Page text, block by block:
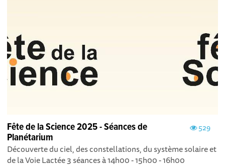
529
Fête de la Science 2025 - Séances de
Planétarium
Découverte du ciel, des constellations, du système solaire et
de la Voie Lactée 3 séances à 14h00 - 15h00 - 16h00